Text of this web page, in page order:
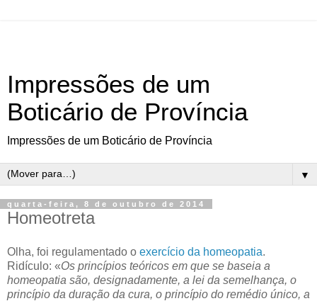
Impressões de um
Boticário de Província
Impressões de um Boticário de Província
▼
quarta-feira, 8 de outubro de 2014
Homeotreta
Olha, foi regulamentado o exercício da homeopatia.
Ridículo: «Os princípios teóricos em que se baseia a
homeopatia são, designadamente, a lei da semelhança, o
princípio da duração da cura, o princípio do remédio único, a